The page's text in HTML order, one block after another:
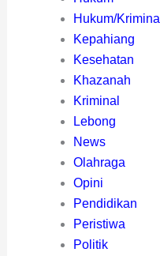
Hukum/Kriminal
Kepahiang
Kesehatan
Khazanah
Kriminal
Lebong
News
Olahraga
Opini
Pendidikan
Peristiwa
Politik